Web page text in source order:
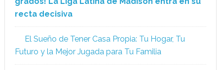
recta decisiva
El Sueño de Tener Casa Propia: Tu Hogar, Tu
Futuro y la Mejor Jugada para Tu Familia